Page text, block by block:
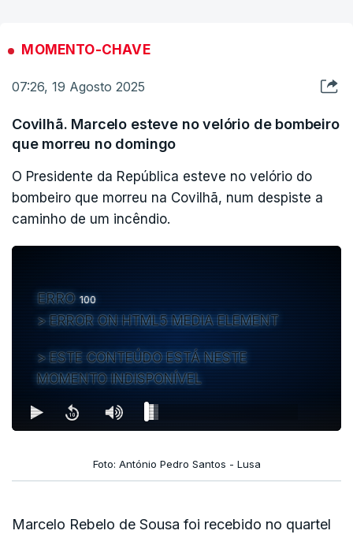
questionado se os bombeiros estavam a ser
ouvidos pelo poder político.
MOMENTO-CHAVE
07:26, 19 Agosto 2025
Covilhã. Marcelo esteve no velório de bombeiro
que morreu no domingo
O Presidente da República esteve no velório do
bombeiro que morreu na Covilhã, num despiste a
caminho de um incêndio.
ERRO 100
ERROR ON HTML5 MEDIA ELEMENT
ESTE CONTEÚDO ESTÁ NESTE
MOMENTO INDISPONÍVEL
Foto: António Pedro Santos - Lusa
Marcelo Rebelo de Sousa foi recebido no quartel